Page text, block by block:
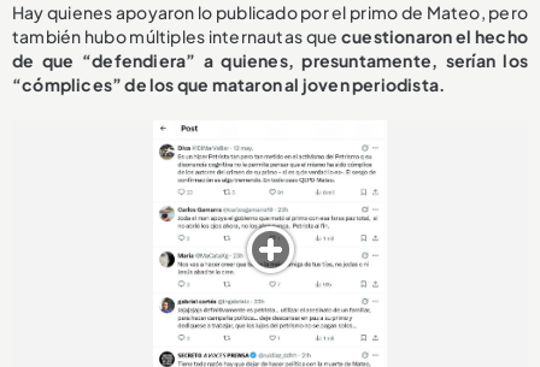
Hay quienes apoyaron lo publicado por el primo de Mateo, pero
también hubo múltiples internautas que cuestionaron el hecho
de que “defendiera” a quienes, presuntamente, serían los
“cómplices” de los que mataron al joven periodista.